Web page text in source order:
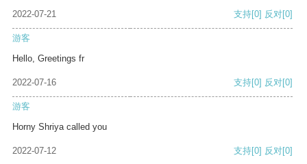
2022-07-21 支持[0] 反对[0]
游客
Hello, Greetings fr
2022-07-16 支持[0] 反对[0]
游客
Horny Shriya called you
2022-07-12 支持[0] 反对[0]